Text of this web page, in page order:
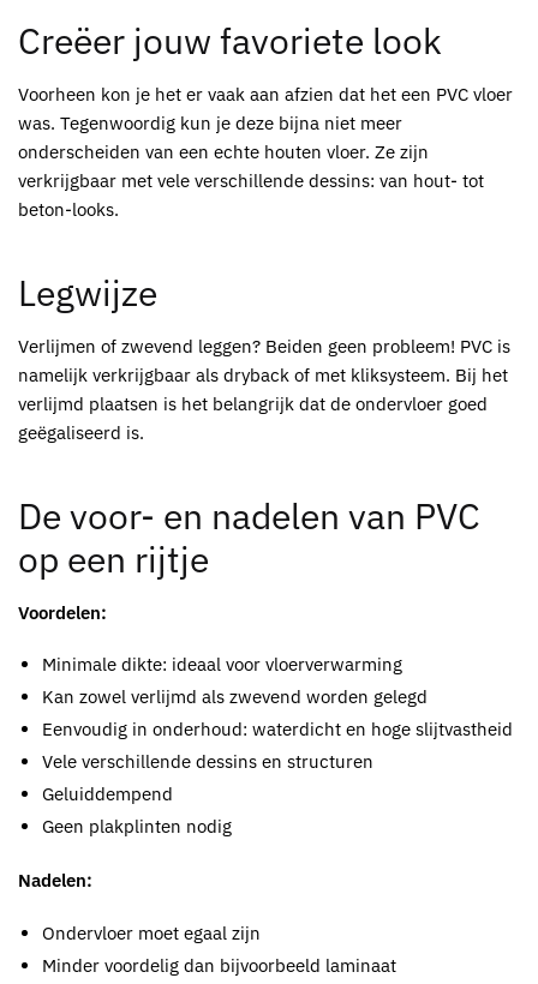
Creëer jouw favoriete look
Voorheen kon je het er vaak aan afzien dat het een PVC vloer
was. Tegenwoordig kun je deze bijna niet meer
onderscheiden van een echte houten vloer. Ze zijn
verkrijgbaar met vele verschillende dessins: van hout- tot
beton-looks.
Legwijze
Verlijmen of zwevend leggen? Beiden geen probleem! PVC is
namelijk verkrijgbaar als dryback of met kliksysteem. Bij het
verlijmd plaatsen is het belangrijk dat de ondervloer goed
geëgaliseerd is.
De voor- en nadelen van PVC
op een rijtje
Voordelen:
Minimale dikte: ideaal voor vloerverwarming
Kan zowel verlijmd als zwevend worden gelegd
Eenvoudig in onderhoud: waterdicht en hoge slijtvastheid
Vele verschillende dessins en structuren
Geluiddempend
Geen plakplinten nodig
Nadelen:
Ondervloer moet egaal zijn
Minder voordelig dan bijvoorbeeld laminaat